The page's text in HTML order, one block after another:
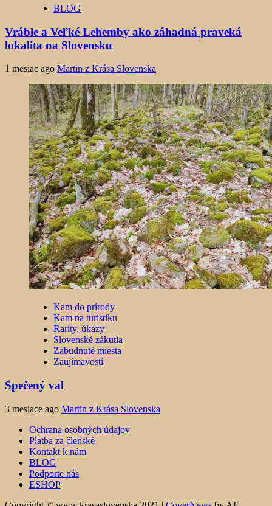
BLOG
Vráble a Veľké Lehemby ako záhadná praveká
lokalita na Slovensku
1 mesiac ago Martin z Krása Slovenska
Kam do prírody
Kam na turistiku
Rarity, úkazy
Slovenské zákutia
Zabudnuté miesta
Zaujímavosti
Spečený val
3 mesiace ago Martin z Krása Slovenska
Ochrana osobných údajov
Platba za členské
Kontakt k nám
BLOG
Podporte nás
ESHOP